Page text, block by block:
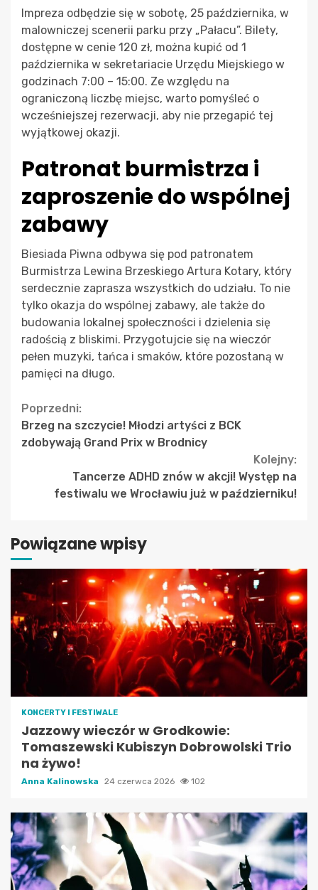
Impreza odbędzie się w sobotę, 25 października, w
malowniczej scenerii parku przy „Pałacu”. Bilety,
dostępne w cenie 120 zł, można kupić od 1
października w sekretariacie Urzędu Miejskiego w
godzinach 7:00 – 15:00. Ze względu na
ograniczoną liczbę miejsc, warto pomyśleć o
wcześniejszej rezerwacji, aby nie przegapić tej
wyjątkowej okazji.
Patronat burmistrza i
zaproszenie do wspólnej
zabawy
Biesiada Piwna odbywa się pod patronatem
Burmistrza Lewina Brzeskiego Artura Kotary, który
serdecznie zaprasza wszystkich do udziału. To nie
tylko okazja do wspólnej zabawy, ale także do
budowania lokalnej społeczności i dzielenia się
radością z bliskimi. Przygotujcie się na wieczór
pełen muzyki, tańca i smaków, które pozostaną w
pamięci na długo.
Continue
Reading
Poprzedni:
Brzeg na szczycie! Młodzi artyści z BCK
zdobywają Grand Prix w Brodnicy
Kolejny:
Tancerze ADHD znów w akcji! Występ na
festiwalu we Wrocławiu już w październiku!
Powiązane wpisy
KONCERTY I FESTIWALE
Jazzowy wieczór w Grodkowie:
Tomaszewski Kubiszyn Dobrowolski Trio
na żywo!
Anna Kalinowska 24 czerwca 2026 102